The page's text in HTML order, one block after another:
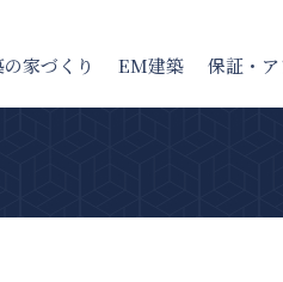
家づくり EM建築 保証・